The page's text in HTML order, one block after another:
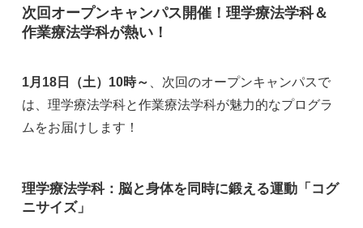
次回オープンキャンパス開催！理学療法学科＆
作業療法学科が熱い！
1月18日（土）10時～
、次回のオープンキャンパスで
は、理学療法学科と作業療法学科が魅力的なプログラ
ムをお届けします！
理学療法学科：脳と身体を同時に鍛える運動「コグ
ニサイズ」